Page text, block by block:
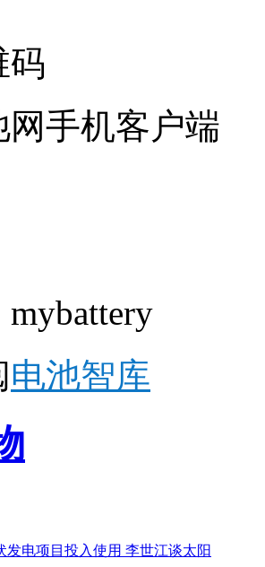
手机客户端
电池智库
电项目投入使用 李世江谈太阳
亚迪能够超过特斯拉 你们信吗？